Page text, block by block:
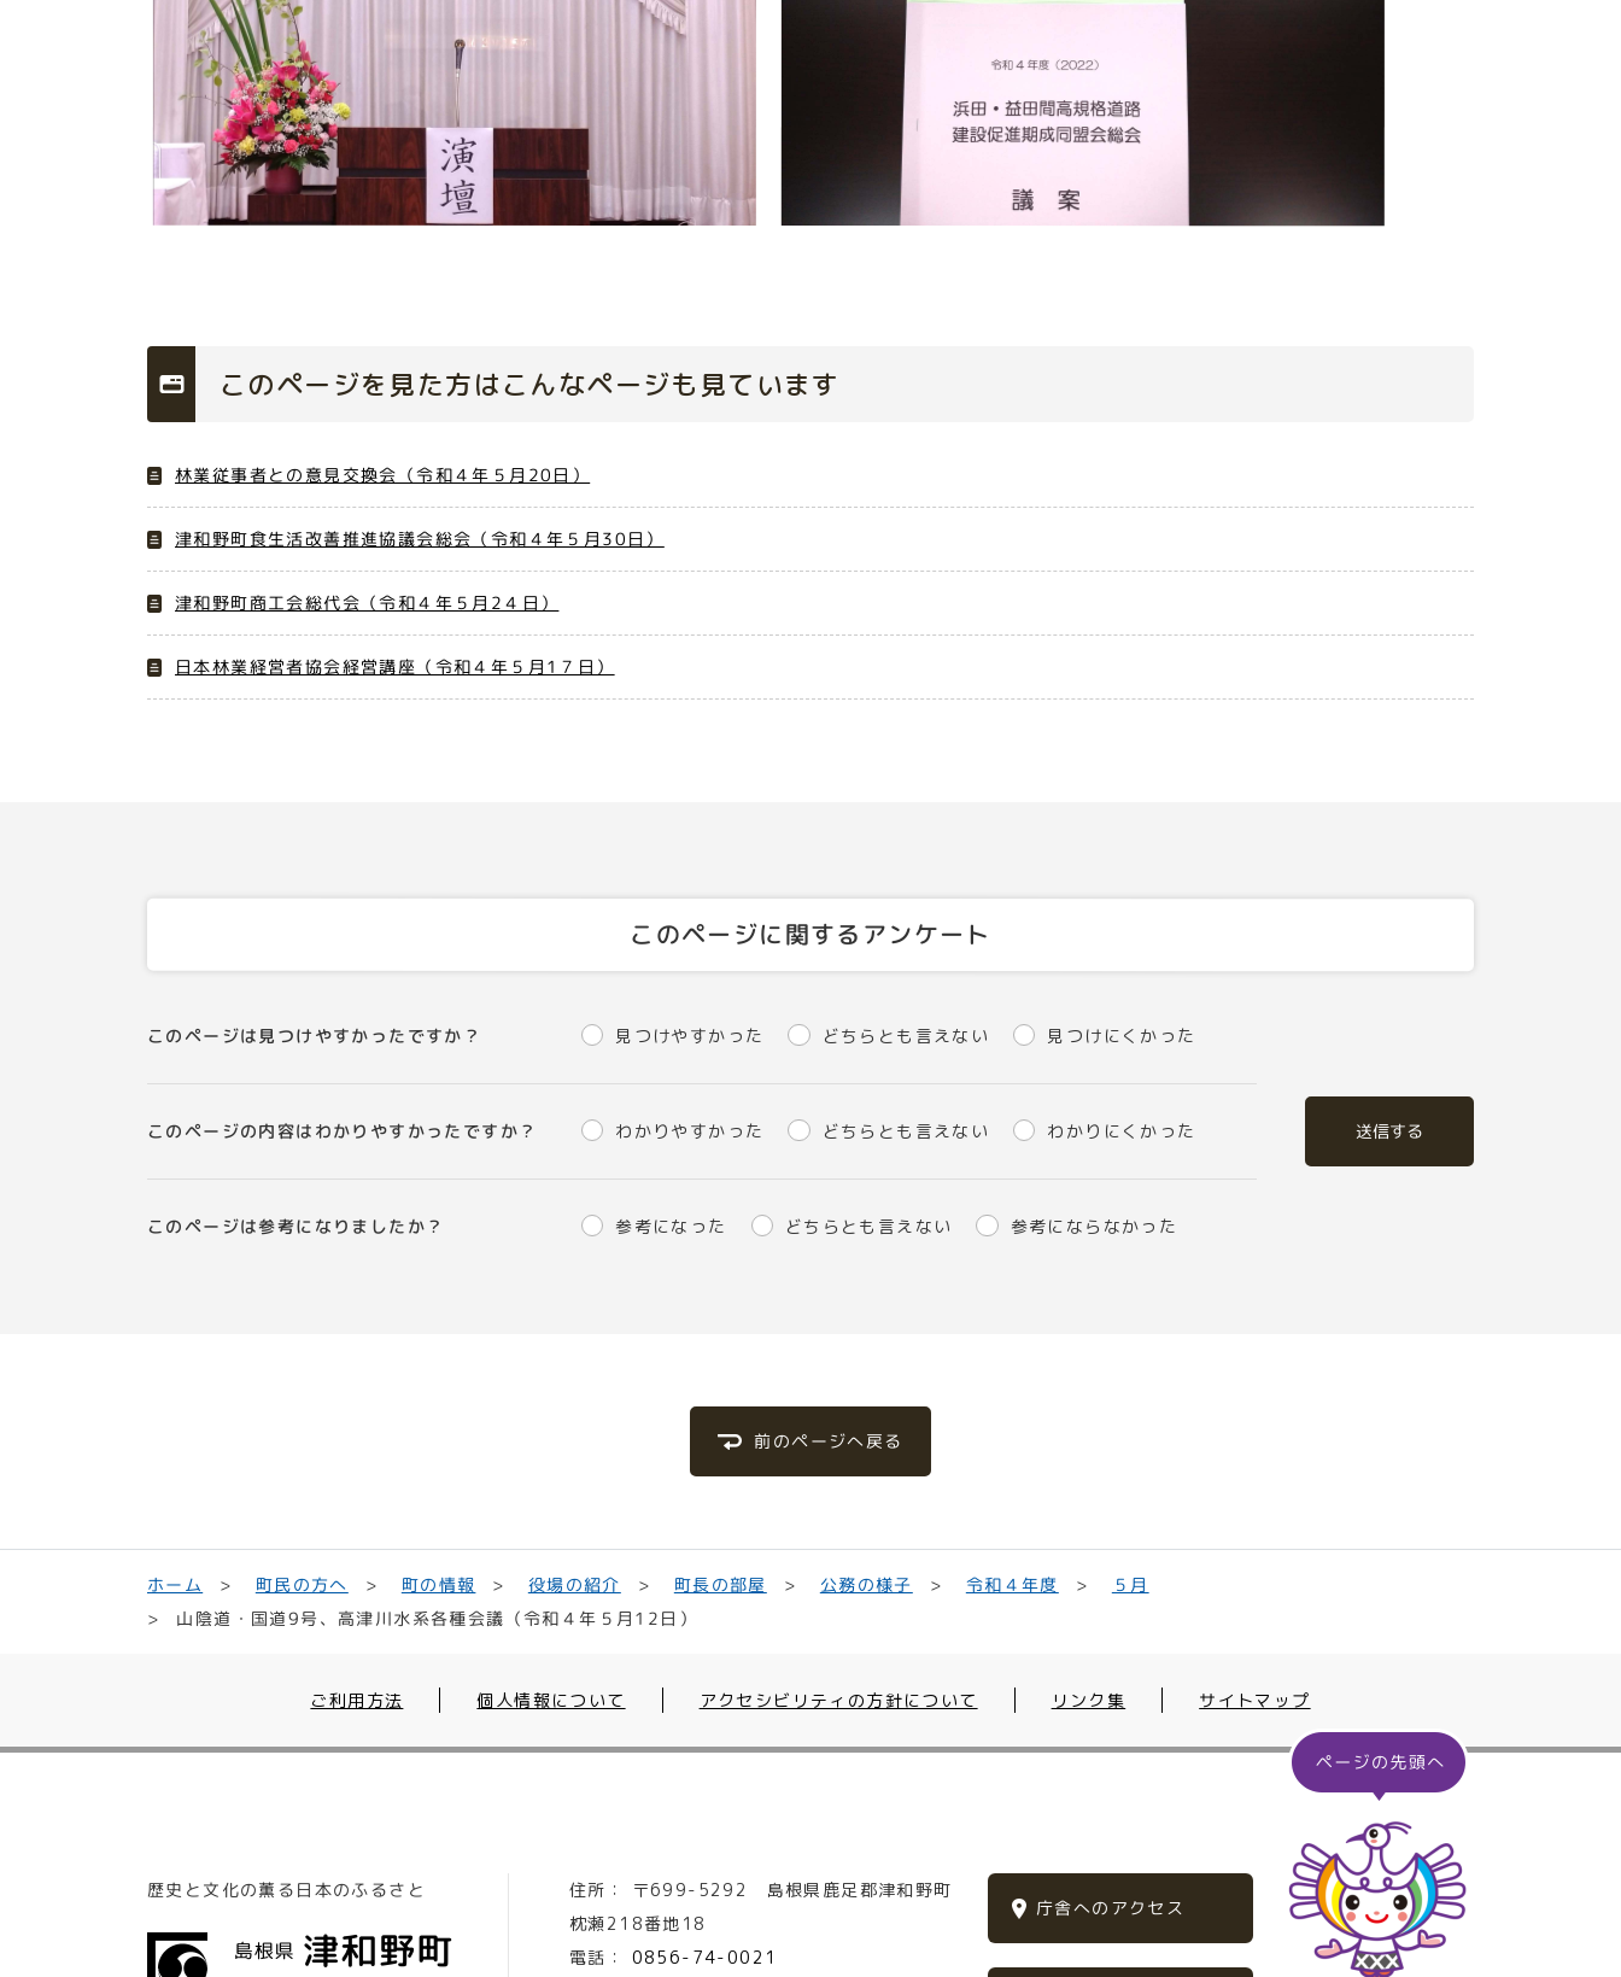
このページを見た方はこんなページも見ています
林業従事者との意見交換会（令和４年５月20日）
津和野町食生活改善推進協議会総会（令和４年５月30日）
津和野町商工会総代会（令和４年５月2４日）
日本林業経営者協会経営講座（令和４年５月1７日）
このページに関するアンケート
このページは見つけやすかったですか？ 見つけやすかった どちらとも言えない 見つけにくかった
このページの内容はわかりやすかったですか？ わかりやすかった どちらとも言えない わかりにくかった
このページは参考になりましたか？ 参考になった どちらとも言えない 参考にならなかった
送信する
前のページへ戻る
ホーム 町民の方へ 町の情報 役場の紹介 町長の部屋 公務の様子 令和４年度 ５月
山陰道・国道9号、高津川水系各種会議（令和４年５月12日）
ご利用方法 個人情報について アクセシビリティの方針について リンク集 サイトマップ
歴史と文化の薫る日本のふるさと 住所： 〒699-5292 島根県鹿足郡津和野町
枕瀬218番地18
電話：
0856-74-0021
庁舎へのアクセス